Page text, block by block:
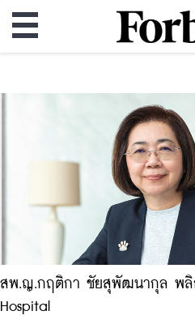
สพ.ญ.กฤติกา ชัยสุพัฒนากุล พลิ
Hospital